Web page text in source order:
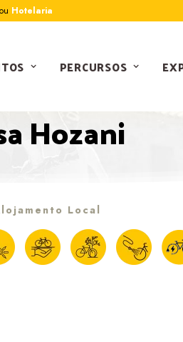
ou Hotelaria
PERCURSOS
Hozani
Local